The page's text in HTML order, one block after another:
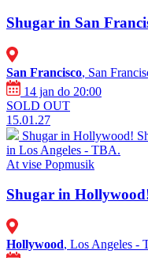
Shugar in San
San Francisco, San
14 jan do 20:00
SOLD OUT
15.01.27
Shugar in Hollywood!
in Los Angeles - TBA.
At vise Popmusik
Shugar in
Hollywood, Los Angeles -